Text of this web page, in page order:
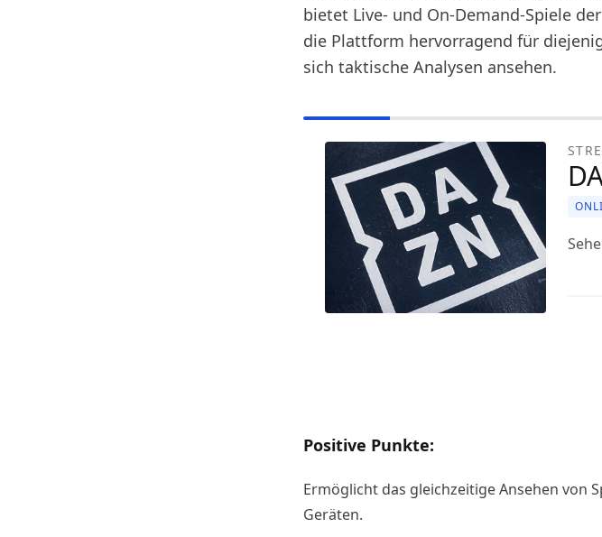
bietet Live- und On-Demand-Spiele
die Plattform hervorragend für
sich taktische Analysen ansehen.
Positive Punkte:
Ermöglicht das gleichzeitige Ansehen von
Geräten.